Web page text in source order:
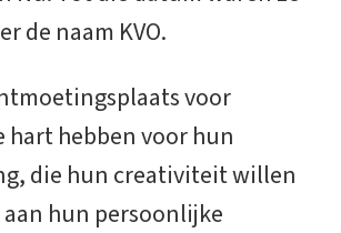
de naam KVO.
voor
hart hebben voor hun
die hun creativiteit willen
hun persoonlijke